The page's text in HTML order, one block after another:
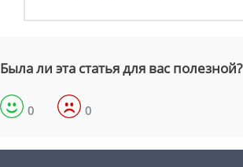
Была ли эта статья для вас полезной?
0 0